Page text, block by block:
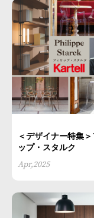
＜デザイナー特集＞
ップ・スタルク
Apr,2025